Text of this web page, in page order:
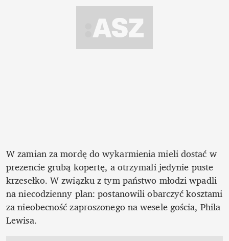
W zamian za mordę do wykarmienia mieli dostać w
prezencie grubą kopertę, a otrzymali jedynie puste
krzesełko. W związku z tym państwo młodzi wpadli
na niecodzienny plan: postanowili obarczyć kosztami
za nieobecność zaproszonego na wesele gościa, Phila
Lewisa.